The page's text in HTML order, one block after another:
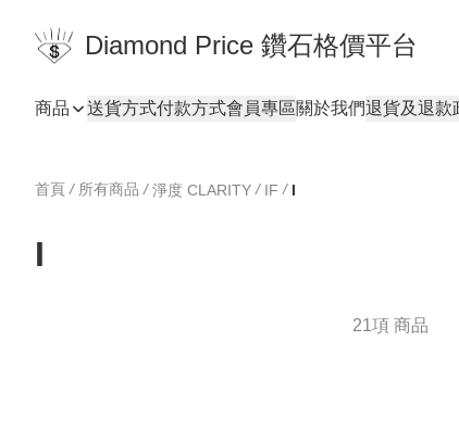
Diamond Price 鑽石格價平台
商品 送貨方式付款方式會員專區關於我們退貨及退款
首頁 / 所有商品 / 淨度 CLARITY / IF / I
I
21項 商品